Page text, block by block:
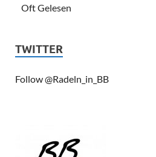
Oft Gelesen
TWITTER
Follow @Radeln_in_BB